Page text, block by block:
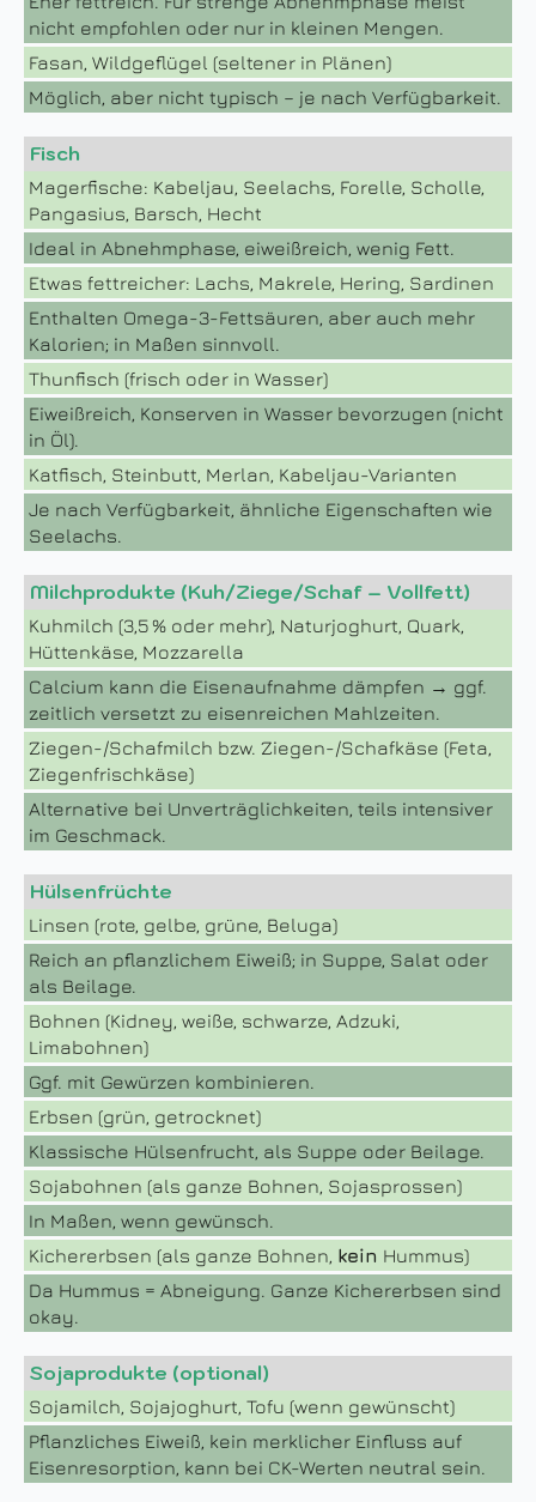
nicht empfohlen oder nur in kleinen Mengen.
Fasan, Wildgeflügel (seltener in Plänen)
Möglich, aber nicht typisch – je nach Verfügbarkeit.
Fisch
Magerfische: Kabeljau, Seelachs, Forelle, Scholle,
Pangasius, Barsch, Hecht
Ideal in Abnehmphase, eiweißreich, wenig Fett.
Etwas fettreicher: Lachs, Makrele, Hering, Sardinen
Enthalten Omega-3-Fettsäuren, aber auch mehr
Kalorien; in Maßen sinnvoll.
Thunfisch (frisch oder in Wasser)
Eiweißreich, Konserven in Wasser bevorzugen (nicht
in Öl).
Katfisch, Steinbutt, Merlan, Kabeljau-Varianten
Je nach Verfügbarkeit, ähnliche Eigenschaften wie
Seelachs.
Milchprodukte (Kuh/Ziege/Schaf – Vollfett)
Kuhmilch (3,5 % oder mehr), Naturjoghurt, Quark,
Hüttenkäse, Mozzarella
Calcium kann die Eisenaufnahme dämpfen → ggf.
zeitlich versetzt zu eisenreichen Mahlzeiten.
Ziegen-/Schafmilch bzw. Ziegen-/Schafkäse (Feta,
Ziegenfrischkäse)
Alternative bei Unverträglichkeiten, teils intensiver
im Geschmack.
Hülsenfrüchte
Linsen (rote, gelbe, grüne, Beluga)
Reich an pflanzlichem Eiweiß; in Suppe, Salat oder
als Beilage.
Bohnen (Kidney, weiße, schwarze, Adzuki,
Limabohnen)
Ggf. mit Gewürzen kombinieren.
Erbsen (grün, getrocknet)
Klassische Hülsenfrucht, als Suppe oder Beilage.
Sojabohnen (als ganze Bohnen, Sojasprossen)
In Maßen, wenn gewünsch.
Kichererbsen (als ganze Bohnen, kein Hummus)
Da Hummus = Abneigung. Ganze Kichererbsen sind
okay.
Sojaprodukte (optional)
Sojamilch, Sojajoghurt, Tofu (wenn gewünscht)
Pflanzliches Eiweiß, kein merklicher Einfluss auf
Eisenresorption, kann bei CK-Werten neutral sein.